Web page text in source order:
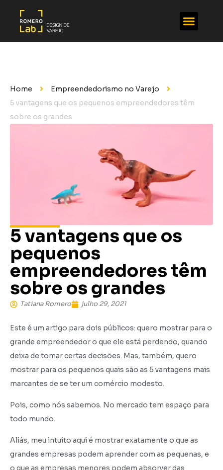
Home
Empreendedorismo no Varejo
5 vantagens que os pequenos empreendedores têm
sobre os grandes
5 vantagens que os
pequenos
empreendedores têm
sobre os grandes
Tatiana Romero julho 29, 2021
Este é um artigo para dois públicos: quero mostrar para o
grande empreendedor o que ele está perdendo, quando
deixa de tomar certas decisões. Mas, também, quero
mostrar para os pequenos quais são as 5 vantagens mais
marcantes de se ter um comércio modesto.
Pois, como nós sabemos. No mercado tem espaço para
todo mundo.
Aliás, meu intuito aqui é mostrar exatamente o que as
grandes empresas podem aprender com as pequenas, e
o que as empresas menores podem absorver das